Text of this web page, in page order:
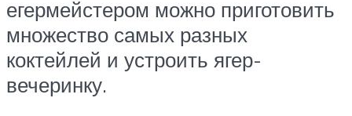
егермейстером можно приготовить
множество самых разных
коктейлей и устроить ягер-
вечеринку.